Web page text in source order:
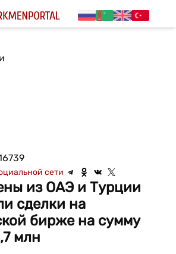
сети
из ОАЭ и Турции
сделки на
бирже на сумму
млн